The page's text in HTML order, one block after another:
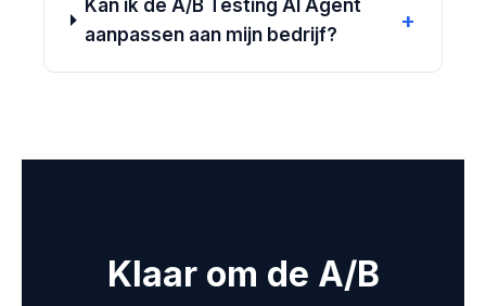
Kan ik de A/B Testing AI Agent
aanpassen aan mijn bedrijf?
+
Klaar om de A/B